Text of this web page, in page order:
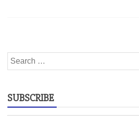
Search
for:
SUBSCRIBE